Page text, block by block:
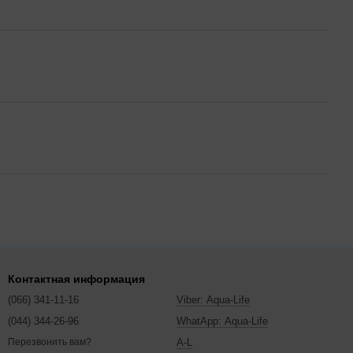
Контактная информация
(066) 341-11-16
(044) 344-26-96
Перезвонить вам?
Viber: Aqua-Life
WhatApp: Aqua-Life
A-L